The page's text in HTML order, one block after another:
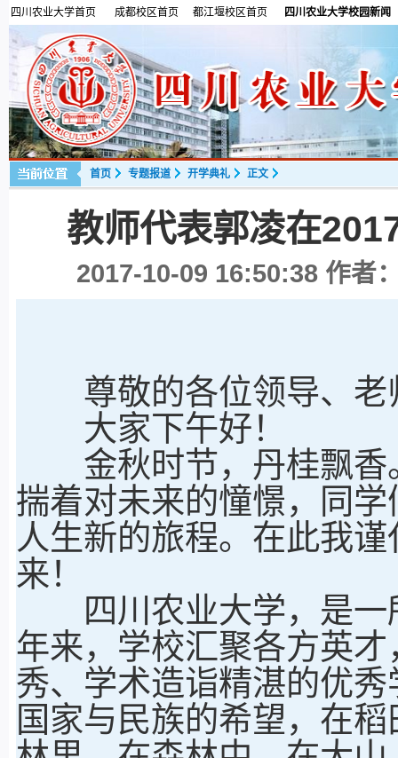
四川农业大学首页 成都校区首页 都江堰校区首页 四川农业大学校园新闻
首页 专题报道 开学典礼 正文
教师代表郭凌在
2017-10-09 16:50:38 作者
尊敬的各位领导、老
大家下午好！
金秋时节，丹桂飘香
揣着对未来的憧憬，同
人生新的旅程。在此我
来！
四川农业大学，是一
年来，学校汇聚各方英
秀、学术造诣精湛的优
国家与民族的希望，在